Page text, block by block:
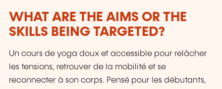
WHAT ARE THE AIMS OR THE
SKILLS BEING TARGETED?
Un cours de yoga doux et accessible pour relâcher
les tensions, retrouver de la mobilité et se
reconnecter à son corps. Pensé pour les débutants,